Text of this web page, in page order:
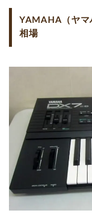
YAMAHA（ヤマ
相場